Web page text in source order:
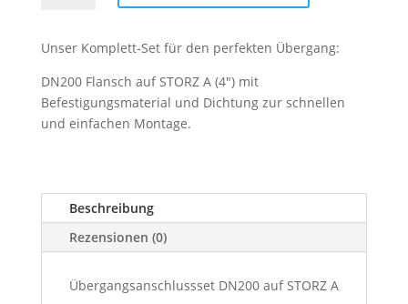
A
Menge
Unser Komplett-Set für den perfekten Übergang:
DN200 Flansch auf STORZ A (4″) mit
Befestigungsmaterial und Dichtung zur schnellen
und einfachen Montage.
Beschreibung
Rezensionen (0)
Übergangsanschlussset DN200 auf STORZ A